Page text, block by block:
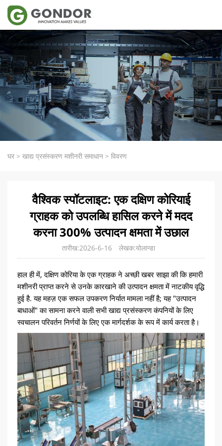
घर > खाद्य प्रसंस्करण मशीनरी समाधान > विवरण
वैश्विक स्पॉटलाइट: एक दक्षिण कोरियाई
ग्राहक को उपलब्धि हासिल करने में मदद
करना 300% उत्पादन क्षमता में उछाल
तारीख:2026-6-16 लेखक:योलान्डा
हाल ही में, दक्षिण कोरिया के एक ग्राहक ने अच्छी खबर साझा की कि हमारी
मशीनरी प्राप्त करने से उनके कारखाने की उत्पादन क्षमता में नाटकीय वृद्धि
हुई है. यह महज़ एक सफल उपकरण निर्यात मामला नहीं है; यह "उत्पादन
बाधाओं" का सामना करने वाली सभी खाद्य प्रसंस्करण कंपनियों के लिए
स्वचालन परिवर्तन निर्णयों के लिए एक मार्गदर्शक के रूप में कार्य करता है।